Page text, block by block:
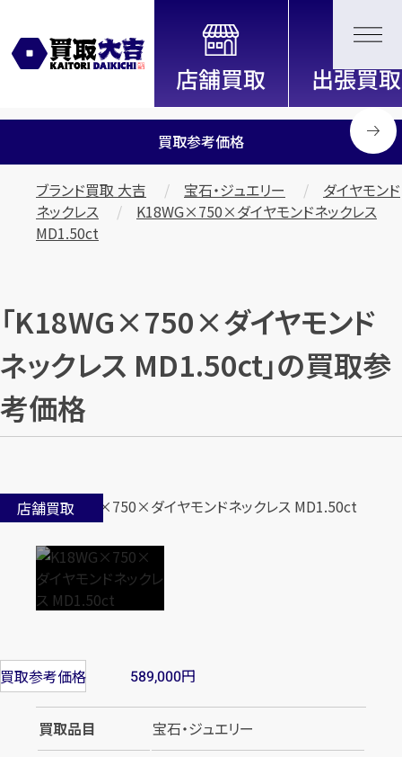
全国2200店舗以上展開中！
信頼と実績の買取専門店「買取大
吉」
買取参考価格
ブランド買取 大吉 宝石・ジュエリー
ダイヤモンド
ネックレス
K18WG×750×ダイヤモンドネックレス
MD1.50ct
「K18WG×750×ダイヤモンド
ネックレス MD1.50ct」の買取参
考価格
店舗買取
買取参考価格 589,000円
買取品目 宝石・ジュエリー